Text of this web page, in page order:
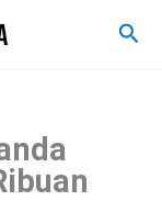
Cari